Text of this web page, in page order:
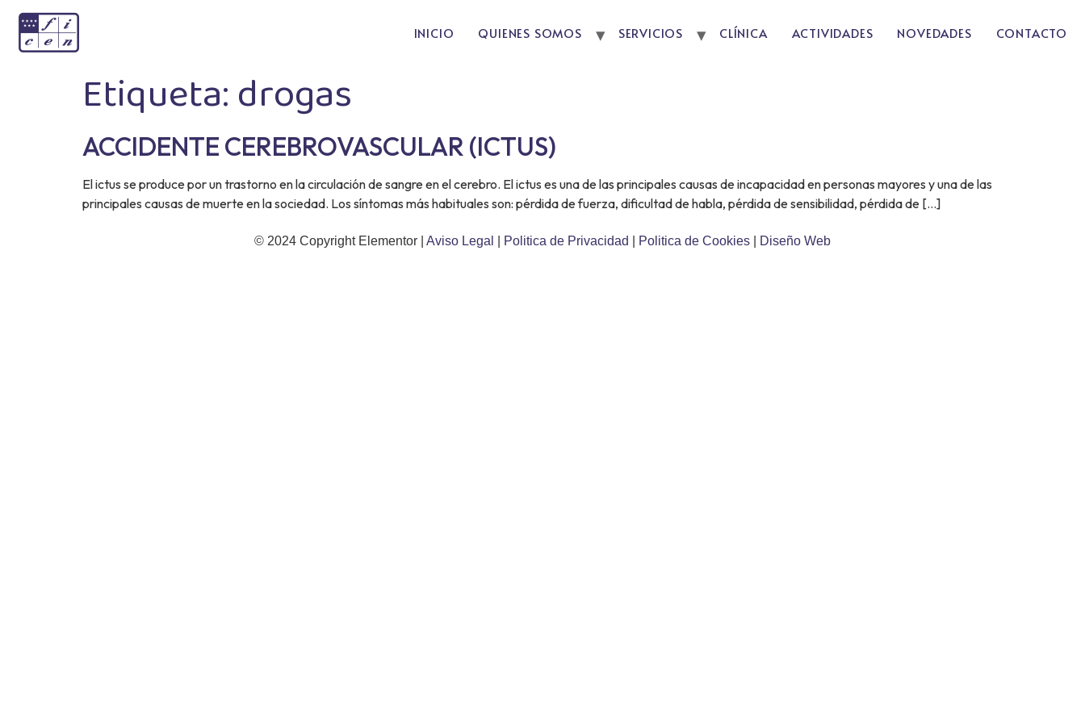
INICIO QUIENES SOMOS SERVICIOS CLÍNICA ACTIVIDADES NOVEDADES CONTACTO
Etiqueta:drogas
ACCIDENTE CEREBROVASCULAR (ICTUS)
El ictus se produce por un trastorno en la circulación de sangre en el cerebro. El ictus es una de las principales causas de incapacidad en personas mayores y una de las
principales causas de muerte en la sociedad. Los síntomas más habituales son: pérdida de fuerza, dificultad de habla, pérdida de sensibilidad, pérdida de […]
© 2024 Copyright Elementor | Aviso Legal Politica de Privacidad Politica de Cookies Diseño Web